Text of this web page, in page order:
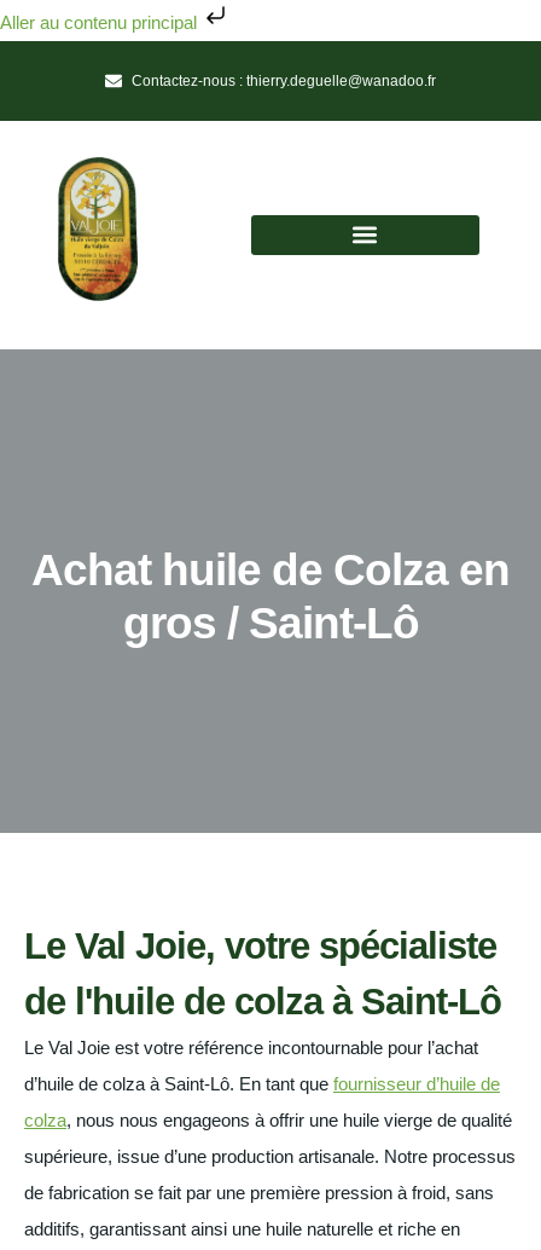
Aller au contenu principal
Contactez-nous :thierry.deguelle@wanadoo.fr
Achat huile de Colza en
gros / Saint-Lô
Le Val Joie, votre spécialiste
de l'huile de colza à Saint-Lô
Le Val Joie est votre référence incontournable pour l’achat
d’huile de colza à Saint-Lô. En tant que fournisseur d’huile de
colza, nous nous engageons à offrir une huile vierge de qualité
supérieure, issue d’une production artisanale. Notre processus
de fabrication se fait par une première pression à froid, sans
additifs, garantissant ainsi une huile naturelle et riche en